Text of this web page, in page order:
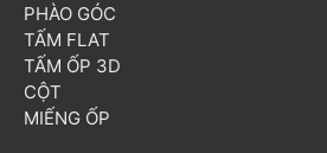
PHÀO GÓC
TẤM FLAT
TẤM ỐP 3D
CỘT
MIẾNG ỐP